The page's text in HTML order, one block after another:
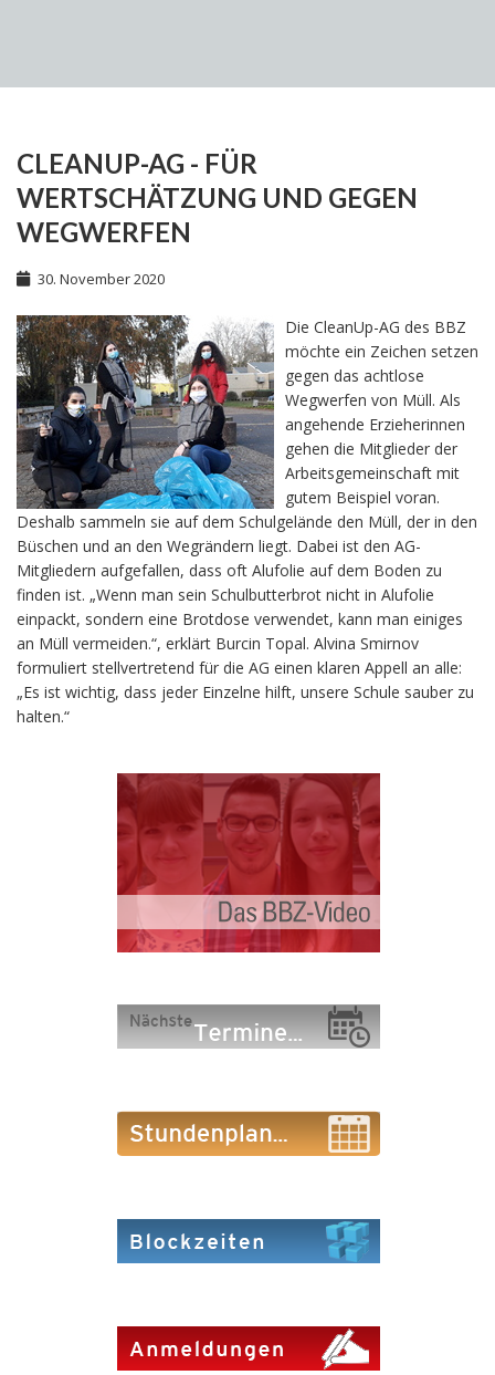
CLEANUP-AG - FÜR
WERTSCHÄTZUNG UND GEGEN
WEGWERFEN
30. November 2020
Die CleanUp-AG des BBZ
möchte ein Zeichen setzen
gegen das achtlose
Wegwerfen von Müll. Als
angehende Erzieherinnen
gehen die Mitglieder der
Arbeitsgemeinschaft mit
gutem Beispiel voran.
Deshalb sammeln sie auf dem Schulgelände den Müll, der in den
Büschen und an den Wegrändern liegt. Dabei ist den AG-
Mitgliedern aufgefallen, dass oft Alufolie auf dem Boden zu
finden ist. „Wenn man sein Schulbutterbrot nicht in Alufolie
einpackt, sondern eine Brotdose verwendet, kann man einiges
an Müll vermeiden.“, erklärt Burcin Topal. Alvina Smirnov
formuliert stellvertretend für die AG einen klaren Appell an alle:
„Es ist wichtig, dass jeder Einzelne hilft, unsere Schule sauber zu
halten.“